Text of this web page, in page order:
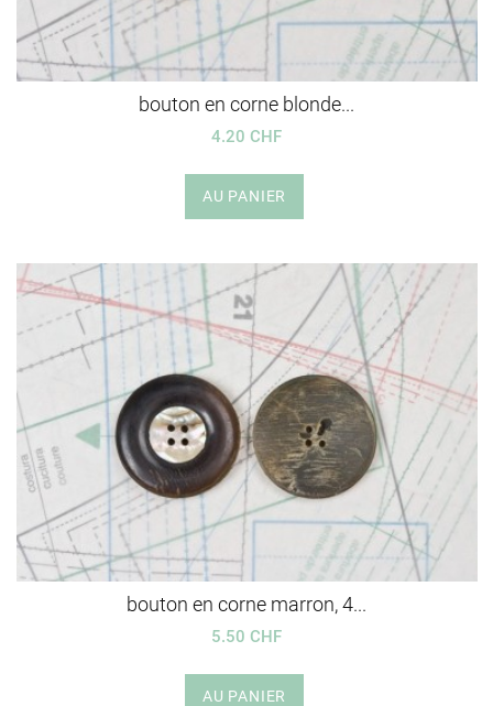
bouton en corne blonde...
4.20 CHF
AU PANIER
bouton en corne marron, 4...
5.50 CHF
AU PANIER